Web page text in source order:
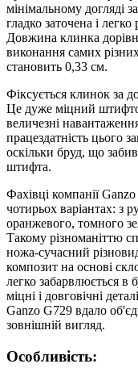
мінімальному догляді
гладко заточена і
Довжина клинка
виконання самих
становить 0,33 см.
Фіксується клинок за
Це дуже міцний
величезні
працездатність цього
оскільки бруд, що
штифта.
Фахівці компанії
чотирьох варіантах: з
оранжевого, томного
Такому різноманіттю
ножа-сучасний
композит на основі
легко забарвлюється в
міцні і довговічні
Ganzo G729 вдало
зовнішній вигляд.
Особливість: